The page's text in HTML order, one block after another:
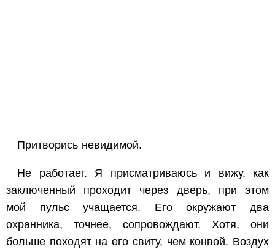
Притворись невидимой.
Не работает. Я присматриваюсь и вижу, как
заключенный проходит через дверь, при этом
мой пульс учащается. Его окружают два
охранника, точнее, сопровождают. Хотя, они
больше походят на его свиту, чем конвой. Воздух